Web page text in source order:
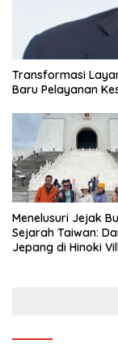
Transformasi
Baru Pelayanan
Menelusuri Jejak
Sejarah Taiwan:
Jepang di Hinoki